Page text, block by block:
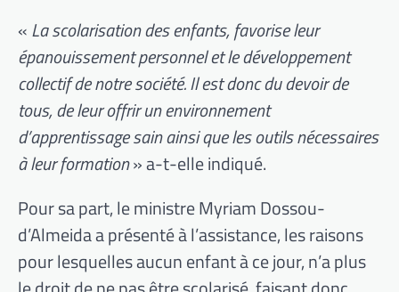
«La scolarisation des enfants, favorise leur
épanouissement personnel et le développement
collectif de notre société. Il est donc du devoir de
tous, de leur offrir un environnement
d’apprentissage sain ainsi que les outils nécessaires
à leur formation» a-t-elle indiqué.
Pour sa part, le ministre Myriam Dossou-
d’Almeida a présenté à l’assistance, les raisons
pour lesquelles aucun enfant à ce jour, n’a plus